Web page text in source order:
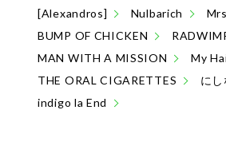
[Alexandros]
Nulbarich
BUMP OF CHICKEN
MAN WITH A MISSION
My
THE ORAL CIGARETTES
にし
indigo la End